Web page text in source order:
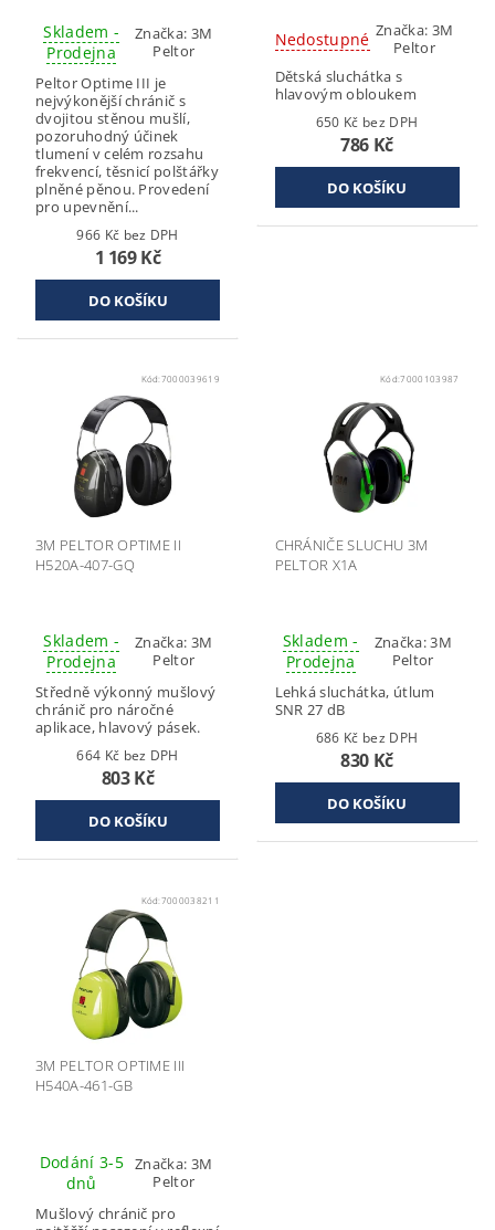
Skladem -
Prodejna
Značka: 3M
Peltor
Peltor Optime III je
nejvýkonější chránič s
dvojitou stěnou mušlí,
pozoruhodný účinek
tlumení v celém rozsahu
frekvencí, těsnicí polštářky
plněné pěnou. Provedení
pro upevnění...
966 Kč bez DPH
1 169 Kč
Nedostupné Značka: 3M
Peltor
Dětská sluchátka s
hlavovým obloukem
650 Kč bez DPH
786 Kč
Kód:7000039619
3M PELTOR OPTIME II
H520A-407-GQ
Skladem -
Prodejna
Značka: 3M
Peltor
Středně výkonný mušlový
chránič pro náročné
aplikace, hlavový pásek.
664 Kč bez DPH
803 Kč
Kód:7000103987
CHRÁNIČE SLUCHU 3M
PELTOR X1A
Skladem -
Prodejna
Značka:3M
Peltor
Lehká sluchátka, útlum
SNR 27 dB
686 Kč bez DPH
830 Kč
Kód: 7000038211
3M PELTOR OPTIME III
H540A-461-GB
Dodání 3-5
dnů
Značka: 3M
Peltor
Mušlový chránič pro